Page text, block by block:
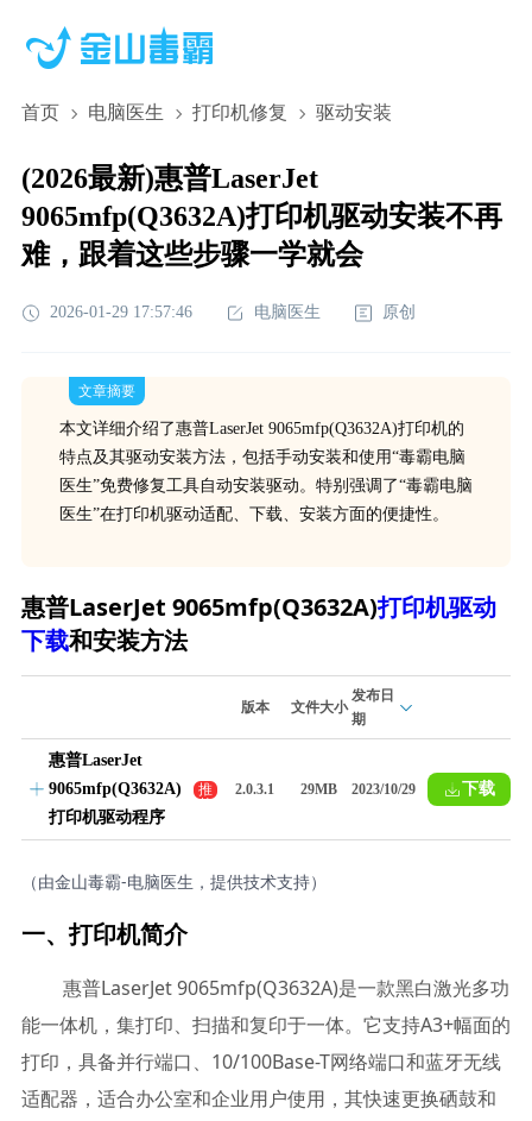
首页 电脑医生 打印机修复 驱动安装
(2026最新)惠普LaserJet
9065mfp(Q3632A)打印机驱动安装不再
难，跟着这些步骤一学就会
2026-01-29 17:57:46 电脑医生 原创
文章摘要
本文详细介绍了惠普LaserJet 9065mfp(Q3632A)打印机的
特点及其驱动安装方法，包括手动安装和使用“毒霸电脑
医生”免费修复工具自动安装驱动。特别强调了“毒霸电脑
医生”在打印机驱动适配、下载、安装方面的便捷性。
惠普LaserJet 9065mfp(Q3632A)打印机驱动
下载和安装方法
版本 文件大小
发布日
期
惠普LaserJet
9065mfp(Q3632A)
打印机驱动程序
推
荐
2.0.3.1 29MB 2023/10/29 下载
（由金山毒霸-电脑医生，提供技术支持）
一、打印机简介
惠普LaserJet 9065mfp(Q3632A)是一款黑白激光多功
能一体机，集打印、扫描和复印于一体。它支持A3+幅面的
打印，具备并行端口、10/100Base-T网络端口和蓝牙无线
适配器，适合办公室和企业用户使用，其快速更换硒鼓和